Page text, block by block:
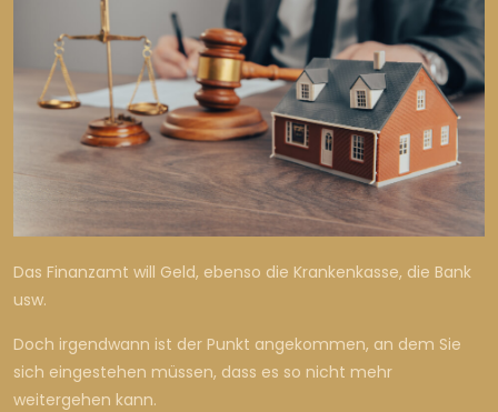
Das Finanzamt will Geld, ebenso die Krankenkasse, die Bank
usw.
Doch irgendwann ist der Punkt angekommen, an dem Sie
sich eingestehen müssen, dass es so nicht mehr
weitergehen kann.